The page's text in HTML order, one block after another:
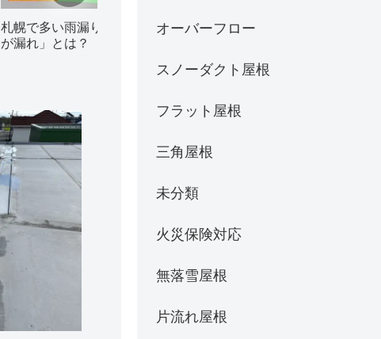
札幌で多い雨漏り修理 「す
が漏れ」とは？
【北海道/札幌】セキスイ住
オーバーフロー
スノーダクト屋根
フラット屋根
三角屋根
未分類
火災保険対応
無落雪屋根
片流れ屋根